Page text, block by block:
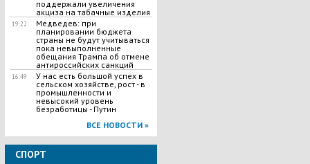
поддержали увеличения
акциза на табачные изделия
19:22
Медведев: при
планировании бюджета
страны не будут учитываться
пока невыполненные
обещания Трампа об отмене
антироссийских санкций
16:49
У нас есть большой успех в
сельском хозяйстве, рост - в
промышленности и
невысокий уровень
безработицы - Путин
ВСЕ НОВОСТИ »
СПОРТ